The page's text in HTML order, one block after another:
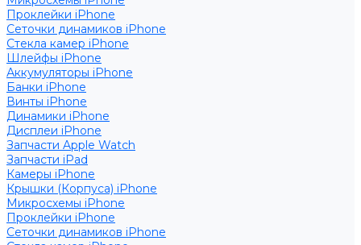
Проклейки iPhone
Сеточки динамиков iPhone
Стекла камер iPhone
Шлейфы iPhone
Аккумуляторы iPhone
Банки iPhone
Винты iPhone
Динамики iPhone
Дисплеи iPhone
Запчасти Apple Watch
Запчасти iPad
Камеры iPhone
Крышки (Корпуса) iPhone
Микросхемы iPhone
Проклейки iPhone
Сеточки динамиков iPhone